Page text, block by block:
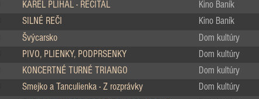
KAREL PLÍHAL - RECITÁL Kino Baník
SILNÉ REČI Kino Baník
Švýcarsko Dom kultúry
PIVO, PLIENKY, PODPRSENKY Dom kultúry
KONCERTNÉ TURNÉ TRIANGO Dom kultúry
Smejko a Tanculienka - Z rozprávky Dom kultúry